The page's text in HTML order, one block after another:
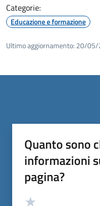
Categorie:
Educazione e formazione
Ultimo aggiornamento: 20/05/
Quanto sono
informazioni
pagina?
Valutazione